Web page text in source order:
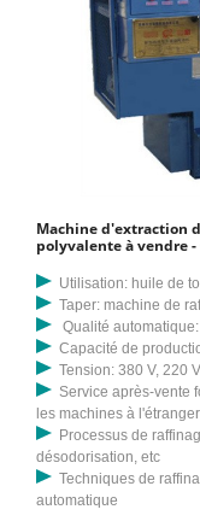
Machine d'extraction
polyvalente à vendre -
Utilisation: huile de
Taper: machine de
Qualité
Capacité de
Tension: 380 V, 220
Service après-vente
les machines à l'étranger
Processus de
désodorisation, etc
Techniques de
automatique